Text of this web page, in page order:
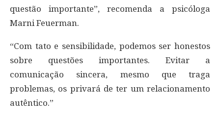
questão importante”, recomenda a psicóloga
Marni Feuerman.
“Com tato e sensibilidade, podemos ser honestos
sobre questões importantes. Evitar a
comunicação sincera, mesmo que traga
problemas, os privará de ter um relacionamento
autêntico.”